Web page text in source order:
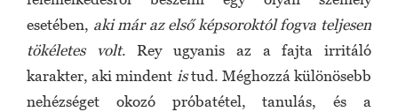
esetében, aki már az első képsoroktól fogva teljesen
tökéletes volt. Rey ugyanis az a fajta irritáló
karakter, aki mindent istud. Méghozzá különösebb
nehézséget okozó próbatétel, tanulás, és a